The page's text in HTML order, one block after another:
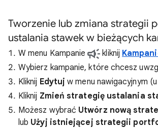
Tworzenie lub zmiana strategii
ustalania stawek w bieżących
W menu Kampanie kliknij
Wybierz kampanie, które chcesz
Kliknij Edytuj w menu nawigacyjnym
Kliknij Zmień strategię ustalania
Możesz wybrać Utwórz nową
lub Użyj istniejącej strategii